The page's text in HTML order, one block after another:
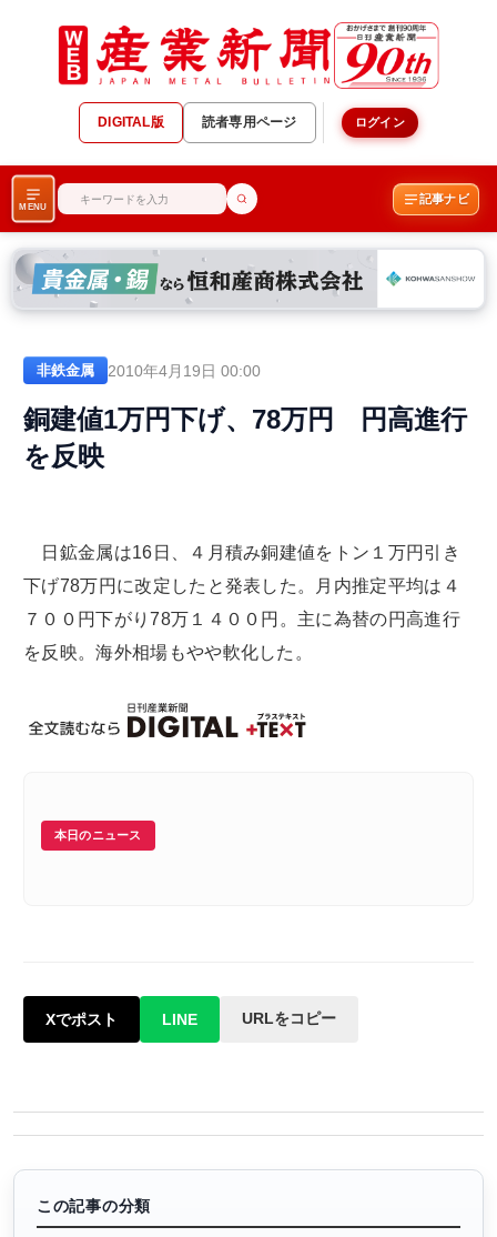
DIGITAL版 読者専用ページ ログイン
MENU
記事ナビ
非鉄金属 2010年4月19日 00:00
銅建値1万円下げ、78万円 円高進行
を反映
日鉱金属は16日、４月積み銅建値をトン１万円引き
下げ78万円に改定したと発表した。月内推定平均は４
７００円下がり78万１４００円。主に為替の円高進行
を反映。海外相場もやや軟化した。
本日のニュース
Xでポスト LINE URLをコピー
この記事の分類